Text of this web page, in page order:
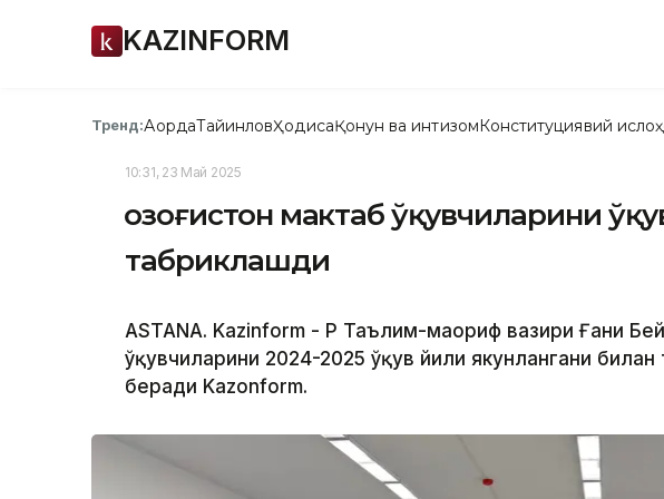
KAZINFORM
Тренд:АқордаТайинловҲодисаҚонун ва интизомКонституциявий
10:31, 23 Май 2025
Қозоғистон мактаб ўқувчиларини
табриклашди
ASTANA. Kazinform - ҚР Таълим-маориф вазири Ғани
ўқувчиларини 2024-2025 ўқув йили якунлангани
беради Kazonform.